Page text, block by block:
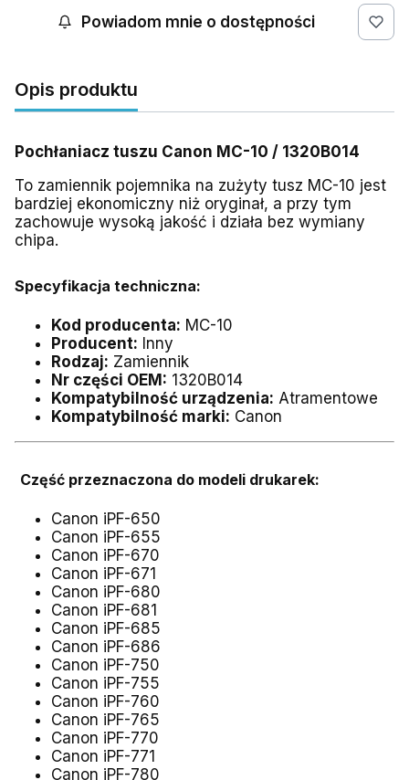
Powiadom mnie o dostępności
Opis produktu
Pochłaniacz tuszu Canon MC-10 / 1320B014
To zamiennik pojemnika na zużyty tusz MC-10 jest
bardziej ekonomiczny niż oryginał, a przy tym
zachowuje wysoką jakość i działa bez wymiany
chipa.
Specyfikacja techniczna:
Kod producenta: MC-10
Producent: Inny
Rodzaj: Zamiennik
Nr części OEM: 1320B014
Kompatybilność urządzenia: Atramentowe
Kompatybilność marki: Canon
Część przeznaczona do modeli drukarek:
Canon iPF-650
Canon iPF-655
Canon iPF-670
Canon iPF-671
Canon iPF-680
Canon iPF-681
Canon iPF-685
Canon iPF-686
Canon iPF-750
Canon iPF-755
Canon iPF-760
Canon iPF-765
Canon iPF-770
Canon iPF-771
Canon iPF-780